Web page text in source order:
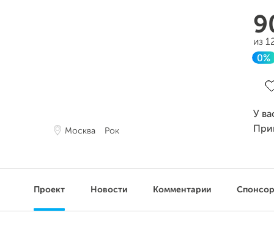
Москва Рок
из
0%
У
Проект Новости Комментарии